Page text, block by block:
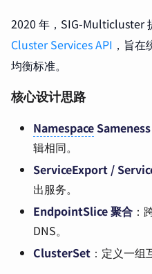
2020 年，SIG-Multicluster
Cluster Services API ，旨
均衡标准。
核心设计思路
NamespaceSameness
辑相同。
ServiceExport /
出服务。
EndpointSlice 聚合 ：
DNS。
ClusterSet ：定义一组